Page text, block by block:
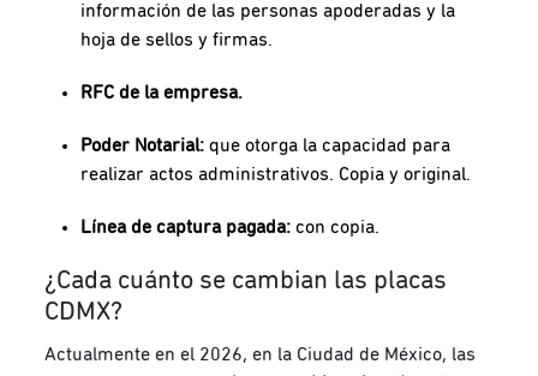
información de las personas apoderadas y la
hoja de sellos y firmas.
RFC de la empresa.
Poder Notarial: que otorga la capacidad para
realizar actos administrativos. Copia y original.
Línea de captura pagada:con copia.
¿Cada cuánto se cambian las placas
CDMX?
Actualmente en el 2026, en la Ciudad de México, las